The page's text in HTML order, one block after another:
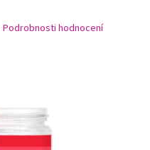
Podrobnosti hodnocení